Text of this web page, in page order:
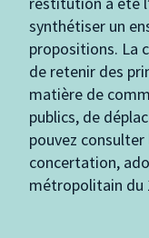
synthétiser un
propositions. La
de retenir des
matière de
publics, de
pouvez consulter
concertation,
métropolitain du